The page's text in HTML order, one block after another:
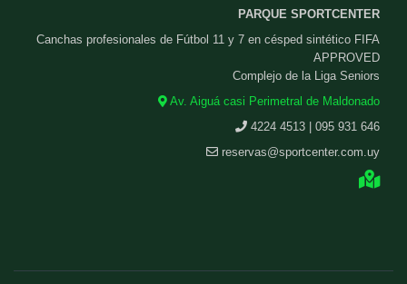
PARQUE SPORTCENTER
Canchas profesionales de Fútbol 11 y 7 en césped sintético FIFA
APPROVED
Complejo de la Liga Seniors
Av. Aiguá casi Perimetral de Maldonado
4224 4513 | 095 931 646
reservas@sportcenter.com.uy